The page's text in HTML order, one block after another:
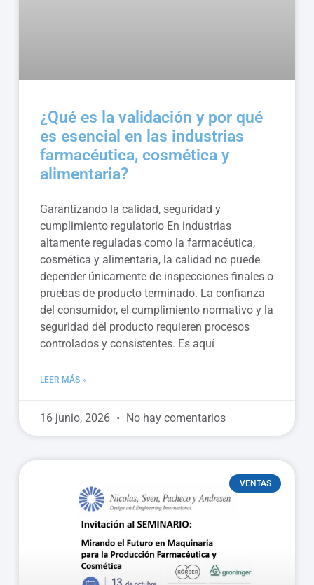
¿Qué es la validación y por qué
es esencial en las industrias
farmacéutica, cosmética y
alimentaria?
Garantizando la calidad, seguridad y
cumplimiento regulatorio En industrias
altamente reguladas como la farmacéutica,
cosmética y alimentaria, la calidad no puede
depender únicamente de inspecciones finales o
pruebas de producto terminado. La confianza
del consumidor, el cumplimiento normativo y la
seguridad del producto requieren procesos
controlados y consistentes. Es aquí
LEER MÁS »
16 junio, 2026 No hay comentarios
VENTAS